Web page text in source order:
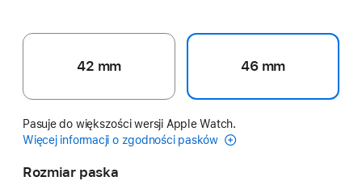
42 mm 46 mm
Pasuje do większości wersji Apple Watch.
Więcej informacji o zgodności pasków
Rozmiar paska